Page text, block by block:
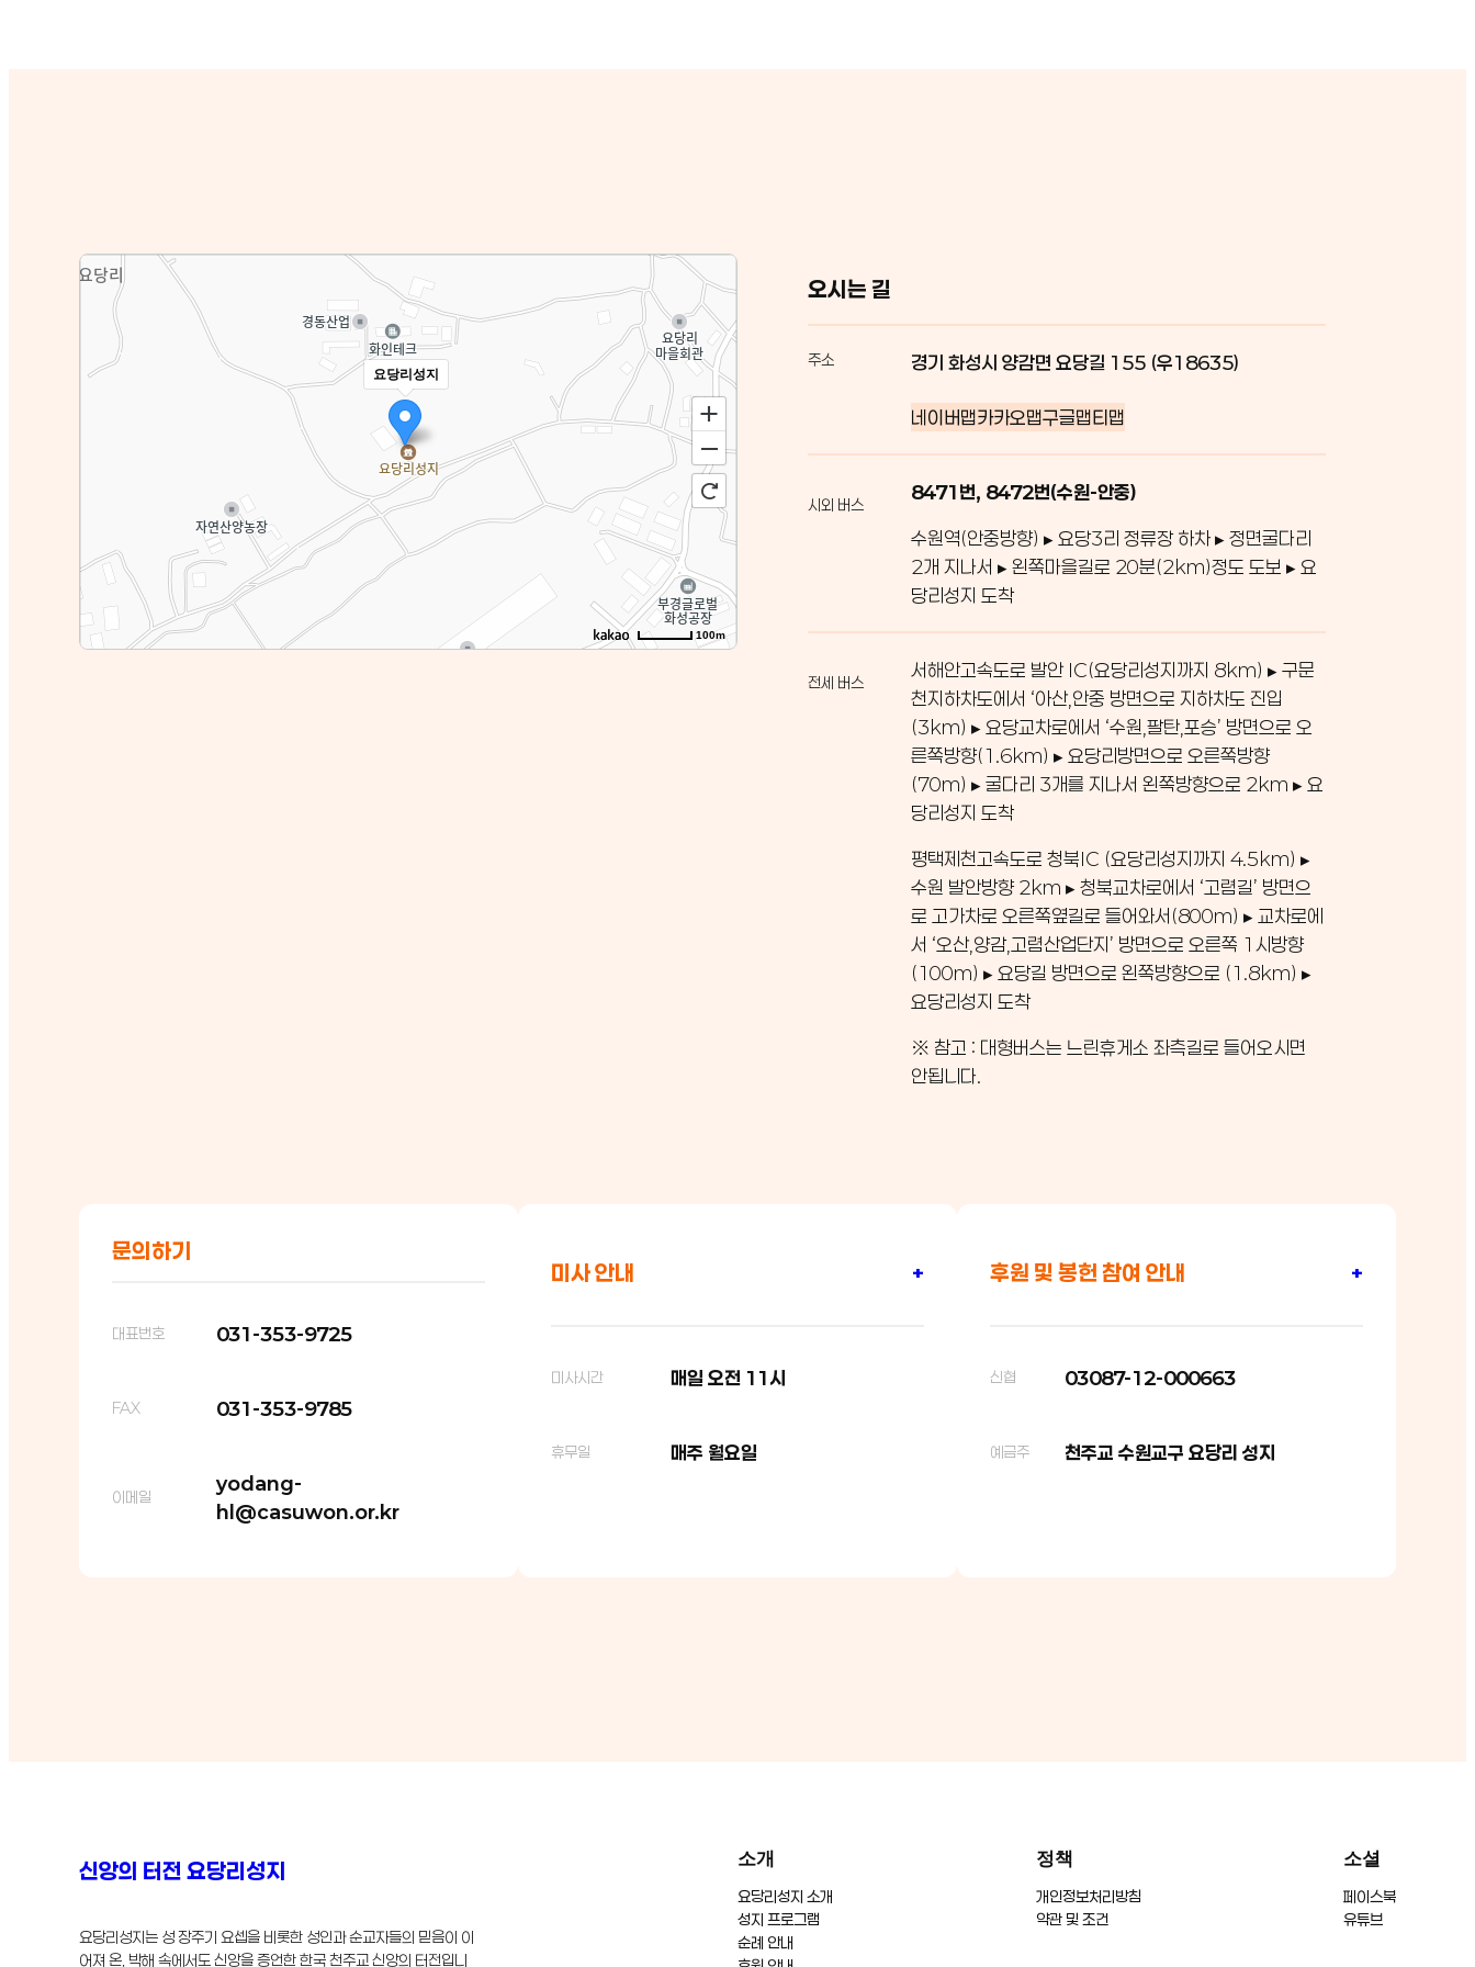
요당리성지
100m
오시는 길
주소 경기 화성시 양감면 요당길 155 (우18635)
네이버맵카카오맵구글맵티맵
시외 버스
8471번, 8472번(수원-안중)
수원역(안중방향) ▸ 요당3리 정류장 하차 ▸ 정면굴다리
2개 지나서 ▸ 왼쪽마을길로 20분(2km)정도 도보 ▸ 요
당리성지 도착
전세 버스
서해안고속도로 발안 IC(요당리성지까지 8km) ▸ 구문
천지하차도에서 ‘아산,안중 방면으로 지하차도 진입
(3km) ▸ 요당교차로에서 ‘수원,팔탄,포승’ 방면으로 오
른쪽방향(1.6km) ▸ 요당리방면으로 오른쪽방향
(70m) ▸ 굴다리 3개를 지나서 왼쪽방향으로 2km ▸ 요
당리성지 도착
평택제천고속도로 청북IC (요당리성지까지 4.5km) ▸
수원 발안방향 2km ▸ 청북교차로에서 ‘고렴길’ 방면으
로 고가차로 오른쪽옆길로 들어와서(800m) ▸ 교차로에
서 ‘오산,양감,고렴산업단지’ 방면으로 오른쪽 1시방향
(100m) ▸ 요당길 방면으로 왼쪽방향으로 (1.8km) ▸
요당리성지 도착
※ 참고 : 대형버스는 느린휴게소 좌측길로 들어오시면
안됩니다.
문의하기
대표번호 031-353-9725
FAX 031-353-9785
이메일
yodang-
hl@casuwon.or.kr
미사 안내 +
미사시간 매일 오전 11시
휴무일 매주 월요일
후원 및 봉헌 참여 안내 +
신협 03087-12-000663
예금주 천주교 수원교구 요당리 성지
신앙의 터전 요당리성지
요당리성지는 성 장주기 요셉을 비롯한 성인과 순교자들의 믿음이 이
어져 온, 박해 속에서도 신앙을 증언한 한국 천주교 신앙의 터전입니
소개
요당리성지 소개
성지 프로그램
순례 안내
정책
개인정보처리방침
약관 및 조건
소셜
페이스북
유튜브